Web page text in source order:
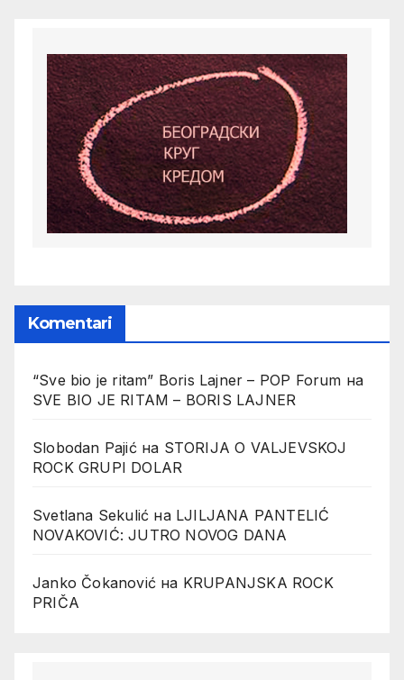
Komentari
“Sve bio je ritam” Boris Lajner – POP Forum на
SVE BIO JE RITAM – BORIS LAJNER
Slobodan Pajićна STORIJA O VALJEVSKOJ
ROCK GRUPI DOLAR
Svetlana Sekulić на LJILJANA PANTELIĆ
NOVAKOVIĆ: JUTRO NOVOG DANA
Janko Čokanović на KRUPANJSKA ROCK
PRIČA